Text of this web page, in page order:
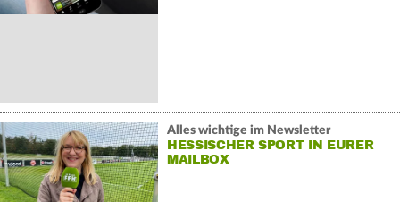
Alles wichtige im Newsletter
HESSISCHER SPORT IN EURER
MAILBOX